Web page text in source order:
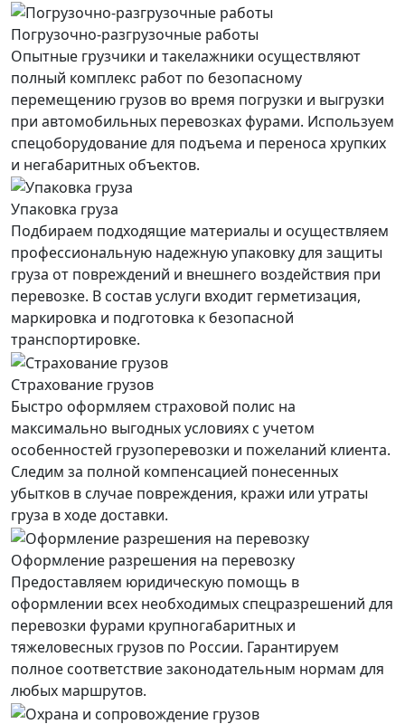
Погрузочно-разгрузочные работы
Опытные грузчики и такелажники осуществляют
полный комплекс работ по безопасному
перемещению грузов во время погрузки и выгрузки
при автомобильных перевозках фурами. Используем
спецоборудование для подъема и переноса хрупких
и негабаритных объектов.
Упаковка груза
Подбираем подходящие материалы и осуществляем
профессиональную надежную упаковку для защиты
груза от повреждений и внешнего воздействия при
перевозке. В состав услуги входит герметизация,
маркировка и подготовка к безопасной
транспортировке.
Страхование грузов
Быстро оформляем страховой полис на
максимально выгодных условиях с учетом
особенностей грузоперевозки и пожеланий клиента.
Следим за полной компенсацией понесенных
убытков в случае повреждения, кражи или утраты
груза в ходе доставки.
Оформление разрешения на перевозку
Предоставляем юридическую помощь в
оформлении всех необходимых спецразрешений для
перевозки фурами крупногабаритных и
тяжеловесных грузов по России. Гарантируем
полное соответствие законодательным нормам для
любых маршрутов.